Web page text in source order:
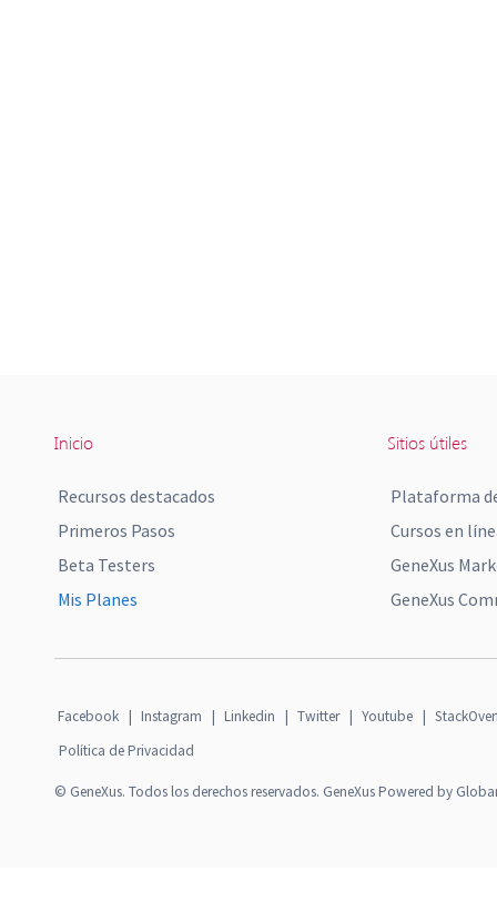
Inicio
Recursos destacados
Primeros Pasos
Beta Testers
Mis Planes
Sitios útiles
Plataforma
Cursos en
GeneXus
GeneXus
Facebook | Instagram | Linkedin | Twitter | Youtube |
Política de Privacidad
© GeneXus. Todos los derechos reservados. GeneXus Powered by